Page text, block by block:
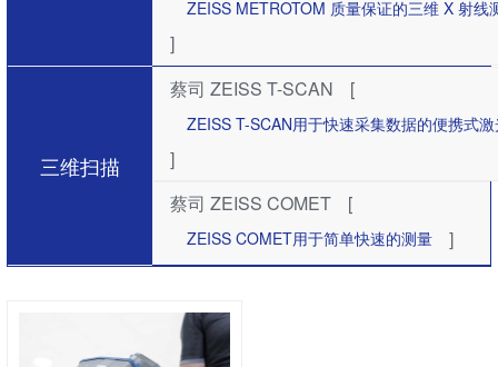
ZEISS METROTOM 质量保证的三维 X 射线
]
三维扫描
蔡司 ZEISS T-SCAN [
ZEISS T-SCAN用于快速采集数据的便携式
]
蔡司 ZEISS COMET
[
ZEISS COMET用于简单快速的测量 ]